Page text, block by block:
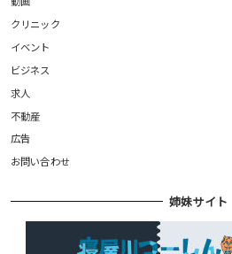
クリニック
イベント
ビジネス
求人
不動産
広告
お問い合わせ
姉妹サイト